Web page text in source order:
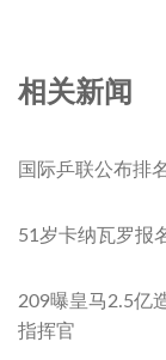
相关新闻
国际乒联公布排
51岁卡纳瓦罗报
209曝皇马2.5亿
指挥官